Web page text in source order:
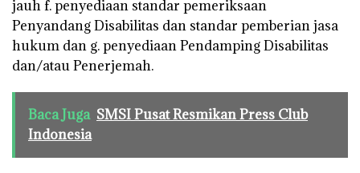
jauh f. penyediaan standar pemeriksaan
Penyandang Disabilitas dan standar pemberian jasa
hukum dan g. penyediaan Pendamping Disabilitas
dan/atau Penerjemah.
Baca Juga SMSI Pusat Resmikan Press Club
Indonesia